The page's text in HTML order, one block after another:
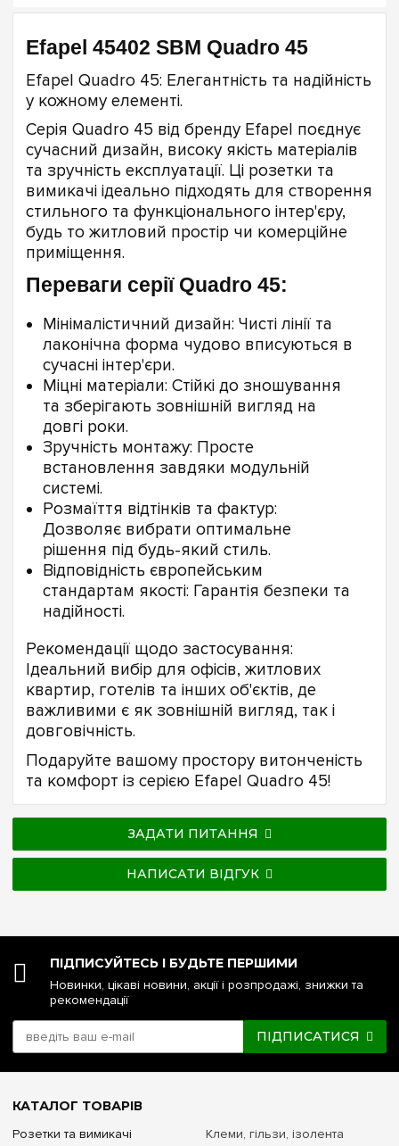
Efapel 45402 SBM Quadro 45
Efapel Quadro 45: Елегантність та надійність
у кожному елементі.
Серія Quadro 45 від бренду Efapel поєднує
сучасний дизайн, високу якість матеріалів
та зручність експлуатації. Ці розетки та
вимикачі ідеально підходять для створення
стильного та функціонального інтер'єру,
будь то житловий простір чи комерційне
приміщення.
Переваги серії Quadro 45:
Мінімалістичний дизайн: Чисті лінії та
лаконічна форма чудово вписуються в
сучасні інтер'єри.
Міцні матеріали: Стійкі до зношування
та зберігають зовнішній вигляд на
довгі роки.
Зручність монтажу: Просте
встановлення завдяки модульній
системі.
Розмаїття відтінків та фактур:
Дозволяє вибрати оптимальне
рішення під будь-який стиль.
Відповідність європейським
стандартам якості: Гарантія безпеки та
надійності.
Рекомендації щодо застосування:
Ідеальний вибір для офісів, житлових
квартир, готелів та інших об'єктів, де
важливими є як зовнішній вигляд, так і
довговічність.
Подаруйте вашому простору витонченість
та комфорт із серією Efapel Quadro 45!
ЗАДАТИ ПИТАННЯ
НАПИСАТИ ВІДГУК
ПІДПИСУЙТЕСЬ І БУДЬТЕ ПЕРШИМИ
Новинки, цікаві новини, акції і розпродажі, знижки та
рекомендації
ПІДПИСАТИСЯ
КАТАЛОГ ТОВАРІВ
Розетки та вимикачі
Клеми, гільзи, ізолента